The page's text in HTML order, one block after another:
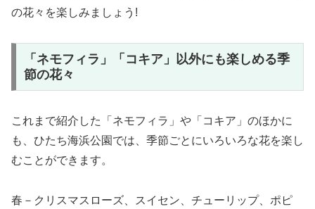
の花々を楽しみましょう!
「ネモフィラ」「コキア」以外にも楽しめる季
節の花々
これまで紹介した「ネモフィラ」や「コキア」のほかに
も、ひたち海浜公園では、季節ごとにいろいろな花を楽し
むことができます。
春－クリスマスローズ、スイセン、チューリップ、ポピ